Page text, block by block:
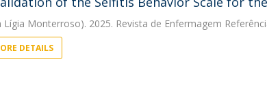
Lígia Monterroso). 2025. Revista de Enfermagem
DETAILS